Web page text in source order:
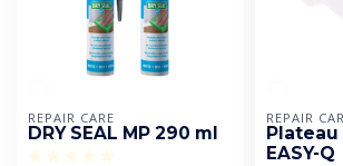
REPAIR CARE
DRY SEAL MP 290 ml
REPAIR
EASY-Q